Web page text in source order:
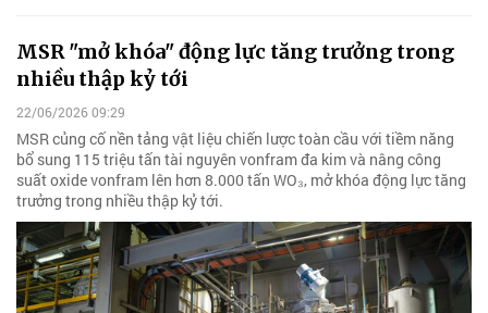
MSR "mở khóa" động lực tăng trưởng trong
nhiều thập kỷ tới
22/06/2026 09:29
MSR củng cố nền tảng vật liệu chiến lược toàn cầu với tiềm năng
bổ sung 115 triệu tấn tài nguyên vonfram đa kim và nâng công
suất oxide vonfram lên hơn 8.000 tấn WO₃, mở khóa động lực tăng
trưởng trong nhiều thập kỷ tới.